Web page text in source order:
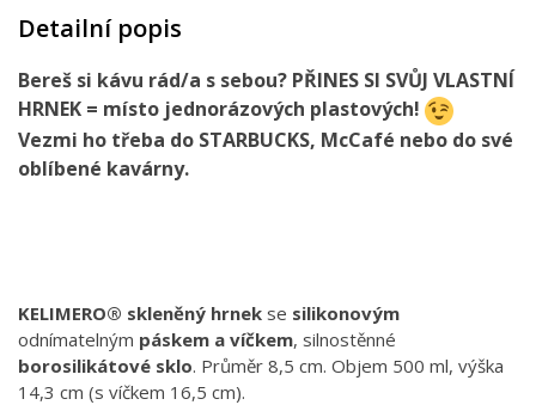
Detailní popis
Bereš si kávu rád/a s sebou? PŘINES SI SVŮJ VLASTNÍ
HRNEK = místo jednorázových plastových!
Vezmi ho třeba do STARBUCKS, McCafé nebo do své
oblíbené kavárny.
KELIMERO® skleněný hrnek se silikonovým
odnímatelným páskem a víčkem, silnostěnné
borosilikátové sklo. Průměr 8,5 cm. Objem 500 ml, výška
14,3 cm (s víčkem 16,5 cm).